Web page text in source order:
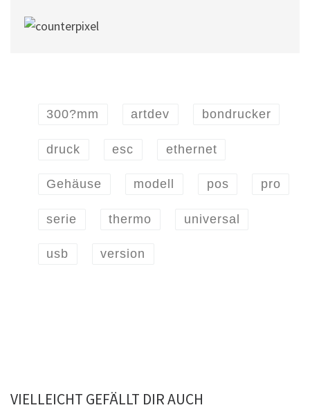
300?mm artdev bondrucker
druck esc ethernet
Gehäuse modell pos pro
serie thermo universal
usb version
VIELLEICHT GEFÄLLT DIR AUCH